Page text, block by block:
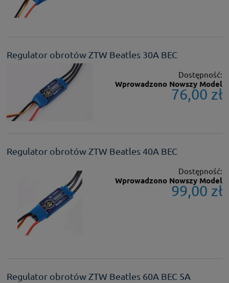
Regulator obrotów ZTW Beatles 30A BEC
Dostępność:
Wprowadzono Nowszy Model
76,00 zł
Regulator obrotów ZTW Beatles 40A BEC
Dostępność:
Wprowadzono Nowszy Model
99,00 zł
Regulator obrotów ZTW Beatles 60A BEC 5A